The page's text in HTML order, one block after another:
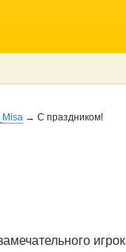
→ С праздником!